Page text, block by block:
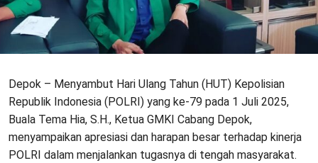
Depok – Menyambut Hari Ulang Tahun (HUT) Kepolisian
Republik Indonesia (POLRI) yang ke-79 pada 1 Juli 2025,
Buala Tema Hia, S.H., Ketua GMKI Cabang Depok,
menyampaikan apresiasi dan harapan besar terhadap kinerja
POLRI dalam menjalankan tugasnya di tengah masyarakat.